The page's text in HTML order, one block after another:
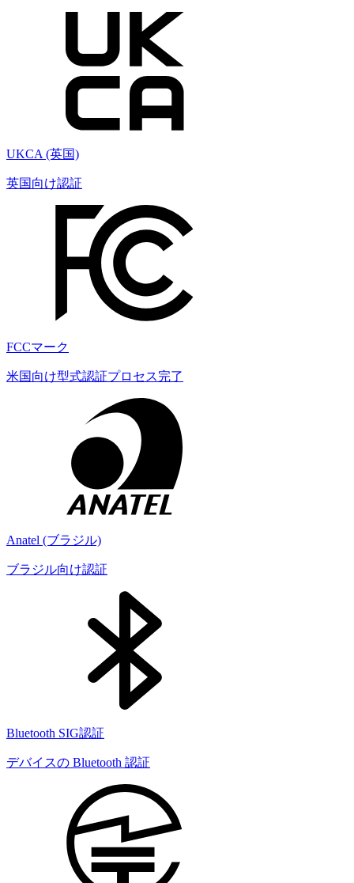
UKCA (英国)
英国向け認証
FCCマーク
米国向け型式認証プロセス完了
Anatel (ブラジル)
ブラジル向け認証
Bluetooth SIG認証
デバイスの Bluetooth 認証